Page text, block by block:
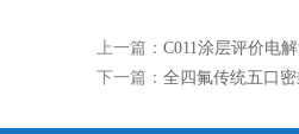
上一篇： C011涂层评价电
下一篇： 全四氟传统五口